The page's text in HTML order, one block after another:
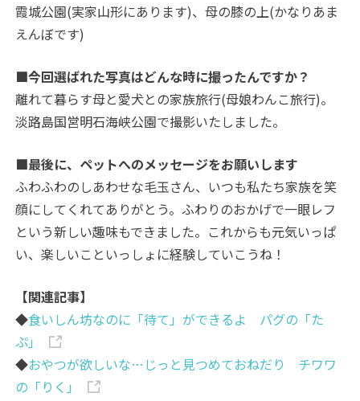
霞城公園(実家山形にあります)、母の膝の上(かなりあま
えんぼです)
■今回選ばれた写真はどんな時に撮ったんですか？
離れて暮らす母と愛犬との家族旅行(母娘わんこ旅行)。
淡路島国営明石海峡公園で撮影いたしました。
■最後に、ペットへのメッセージをお願いします
ふわふわのしあわせな毛玉さん、いつも私たち家族を笑
顔にしてくれてありがとう。ふわりのおかげで一眼レフ
という新しい趣味もできました。これからも元気いっぱ
い、楽しいこといっしょに経験していこうね！
【関連記事】
◆食いしん坊なのに「待て」ができるよ パグの「た
ぷ」
◆おやつが欲しいな…じっと見つめておねだり チワワ
の「りく」